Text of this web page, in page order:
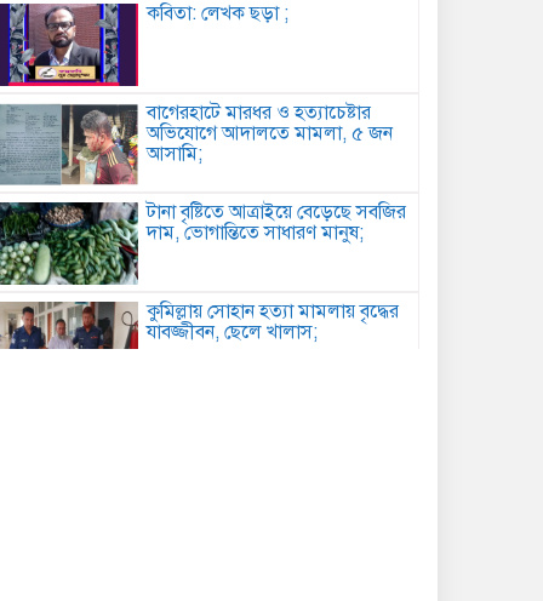
কবিতা: লেখক ছড়া ;
বাগেরহাটে মারধর ও হত্যাচেষ্টার
অভিযোগে আদালতে মামলা, ৫ জন
আসামি;
টানা বৃষ্টিতে আত্রাইয়ে বেড়েছে সবজির
দাম, ভোগান্তিতে সাধারণ মানুষ;
কুমিল্লায় সোহান হত্যা মামলায় বৃদ্ধের
যাবজ্জীবন, ছেলে খালাস;